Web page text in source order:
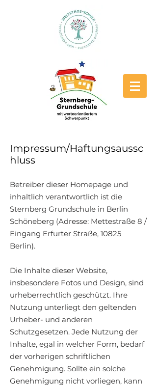
Impressum/Haftungsaussc
hluss
Betreiber dieser Homepage und
inhaltlich verantwortlich ist die
Sternberg Grundschule in Berlin
Schöneberg (Adresse: Mettestraße 8 /
Eingang Erfurter Straße, 10825
Berlin).
Die Inhalte dieser Website,
insbesondere Fotos und Design, sind
urheberrechtlich geschützt. Ihre
Nutzung unterliegt den geltenden
Urheber- und anderen
Schutzgesetzen. Jede Nutzung der
Inhalte, egal in welcher Form, bedarf
der vorherigen schriftlichen
Genehmigung. Sollte ein solche
Genehmigung nicht vorliegen, kann